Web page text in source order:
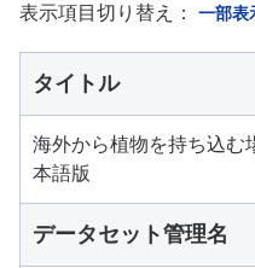
表示項目切り替え： 一部表
タイトル
海外から植物を持ち込む
本語版
データセット管理名